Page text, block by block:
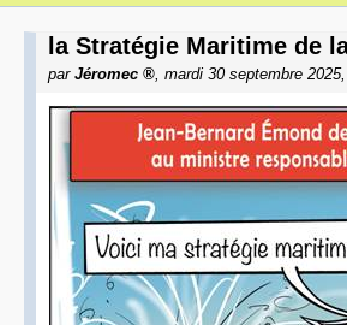
la Stratégie Maritime de
par Jéromec , mardi 30 septembre